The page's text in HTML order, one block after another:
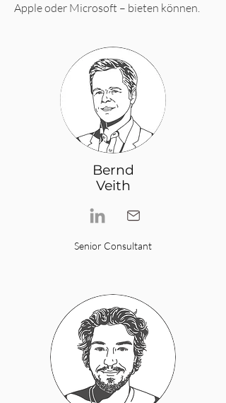
Apple oder Microsoft – bieten können.
Bernd
Veith
Senior Consultant